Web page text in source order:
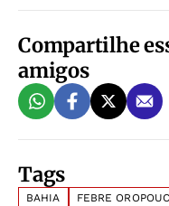
Compartilhe
amigos
Tags
BAHIA FEBRE